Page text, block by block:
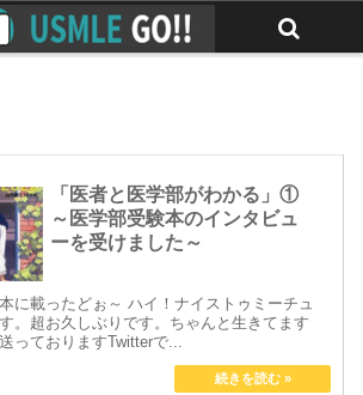
なで作る最強のUSMLEマニュアル
「医者と医学部がわかる」①
～医学部受験本のインタビュ
ーを受けました～
に載ったどぉ～ ハイ！ナイストゥミーチュ
。超お久しぶりです。ちゃんと生きてます
っておりますTwitterで...